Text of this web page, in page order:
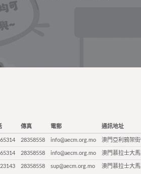
傳真 電郵 通訊地址
28358558 info@aecm.org.mo 澳門亞利鴉架
28358558 info@aecm.org.mo 澳門慕拉士大
28358558 sup@aecm.org.mo 澳門慕拉士大